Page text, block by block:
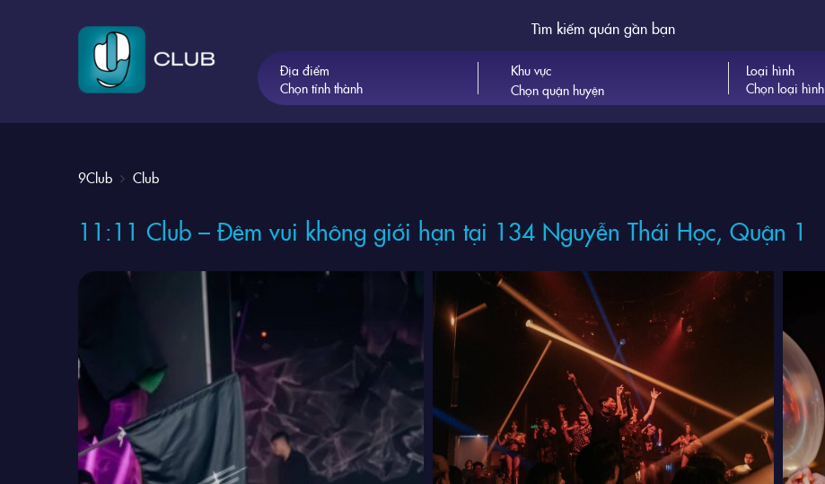
Tìm kiếm quán gần bạn
Địa điểm
Chọn tỉnh thành
Khu vực
Loại hình
Chọn loại hình
9Club Club
11:11 Club – Đêm vui không giới hạn tại 134 Nguyễn Thái Học, Quận 1